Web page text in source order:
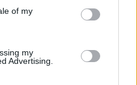
of my
my
Advertising.
ποδοσφαιρικό